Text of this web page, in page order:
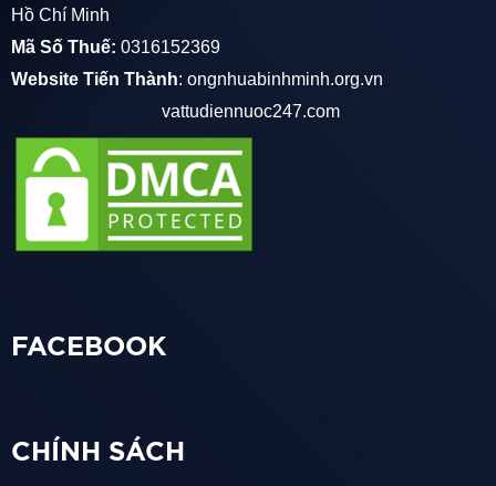
Hồ Chí Minh
Mã Số Thuế: 0316152369
Website Tiến Thành: ongnhuabinhminh.org.vn
vattudiennuoc247.com
FACEBOOK
CHÍNH SÁCH